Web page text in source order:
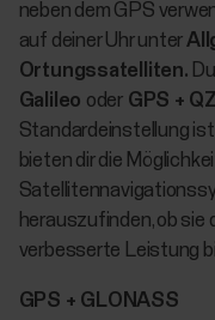
neben dem GPS
auf deiner Uhr unter
Ortungssatelliten.
Galileo oder GPS +
Standardeinstellung ist
bieten dir die
herauszufinden, ob sie
verbesserte Leistung
GPS + GLONASS